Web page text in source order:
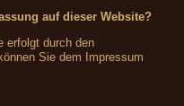
auf dieser Website?
erfolgt durch den
Sie dem Impressum